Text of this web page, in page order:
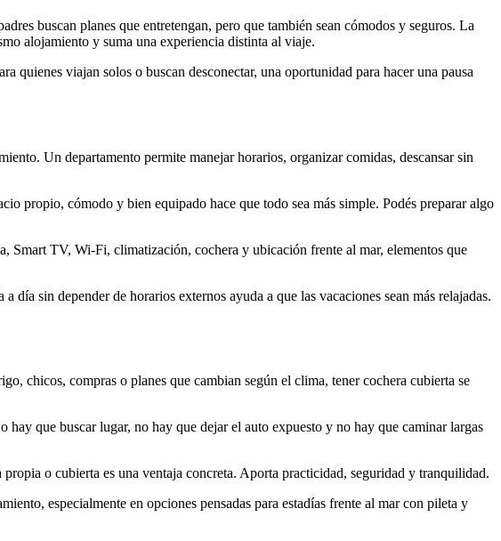
buscan planes que entretengan, pero que también sean cómodos y seguros. La
alojamiento y suma una experiencia distinta al viaje.
quienes viajan solos o buscan desconectar, una oportunidad para hacer una pausa
Un departamento permite manejar horarios, organizar comidas, descansar sin
propio, cómodo y bien equipado hace que todo sea más simple. Podés preparar algo
Smart TV, Wi-Fi, climatización, cochera y ubicación frente al mar, elementos que
sin depender de horarios externos ayuda a que las vacaciones sean más relajadas.
chicos, compras o planes que cambian según el clima, tener cochera cubierta se
que buscar lugar, no hay que dejar el auto expuesto y no hay que caminar largas
o cubierta es una ventaja concreta. Aporta practicidad, seguridad y tranquilidad.
especialmente en opciones pensadas para estadías frente al mar con pileta y